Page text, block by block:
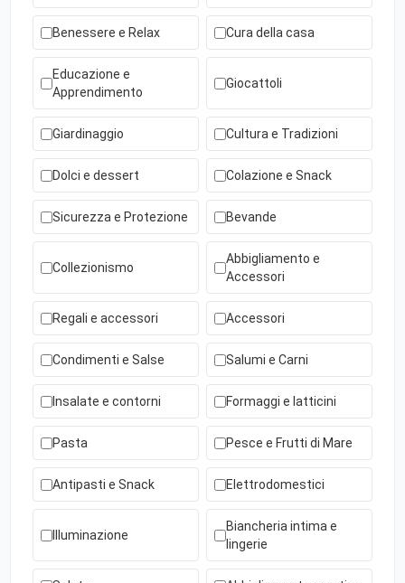
Benessere e Relax Cura della casa
Educazione e
Apprendimento
Giocattoli
Giardinaggio Cultura e Tradizioni
Dolci e dessert Colazione e Snack
Sicurezza e Protezione Bevande
Collezionismo
Abbigliamento e
Accessori
Regali e accessori Accessori
Condimenti e Salse Salumi e Carni
Insalate e contorni Formaggi e latticini
Pasta Pesce e Frutti di Mare
Antipasti e Snack Elettrodomestici
Illuminazione
Biancheria intima e
lingerie